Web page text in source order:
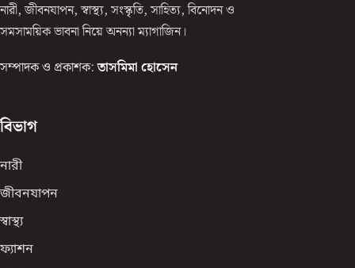
নারী, জীবনযাপন, স্বাস্থ্য, সংস্কৃতি, সাহিত্য, বিনোদন ও
সমসাময়িক ভাবনা নিয়ে অনন্যা ম্যাগাজিন।
সম্পাদক ও প্রকাশক: তাসমিমা হোসেন
বিভাগ
নারী
জীবনযাপন
স্বাস্থ্য
ফ্যাশন